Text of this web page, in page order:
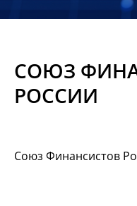
Материалы
СОЮЗ
РОССИИ
Союз Финансистов